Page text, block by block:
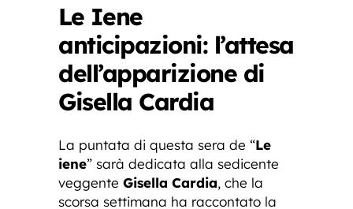
Le Iene
anticipazioni: l’attesa
dell’apparizione di
Gisella Cardia
La puntata di questa sera de “Le
iene” sarà dedicata alla sedicente
veggente Gisella Cardia, che la
scorsa settimana ha raccontato la